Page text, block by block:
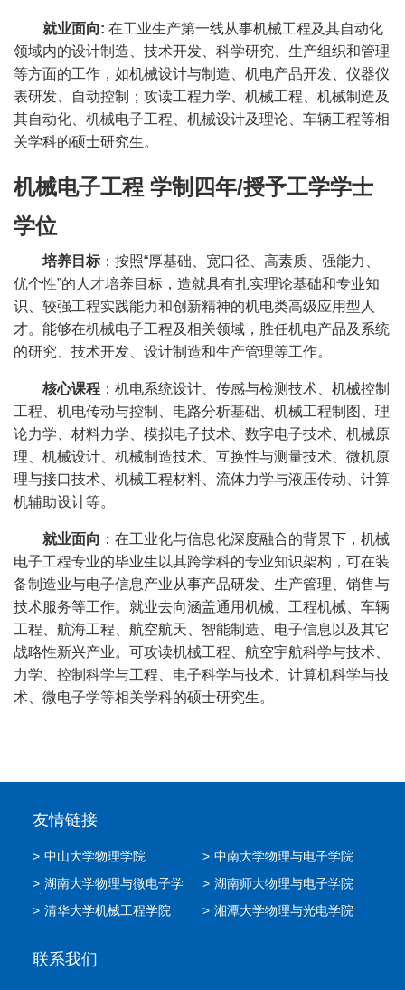
就业面向: 在工业生产第一线从事机械工程及其自动化
领域内的设计制造、技术开发、科学研究、生产组织和管理
等方面的工作，如机械设计与制造、机电产品开发、仪器仪
表研发、自动控制；攻读工程力学、机械工程、机械制造及
其自动化、机械电子工程、机械设计及理论、车辆工程等相
关学科的硕士研究生。
机械电子工程 学制四年/授予工学学士
学位
培养目标：按照“厚基础、宽口径、高素质、强能力、
优个性”的人才培养目标，造就具有扎实理论基础和专业知
识、较强工程实践能力和创新精神的机电类高级应用型人
才。能够在机械电子工程及相关领域，胜任机电产品及系统
的研究、技术开发、设计制造和生产管理等工作。
核心课程 ：机电系统设计、传感与检测技术、机械控制
工程、机电传动与控制、电路分析基础、机械工程制图、理
论力学、材料力学、模拟电子技术、数字电子技术、机械原
理、机械设计、机械制造技术、互换性与测量技术、微机原
理与接口技术、机械工程材料、流体力学与液压传动、计算
机辅助设计等。
就业面向 ：在工业化与信息化深度融合的背景下，机械
电子工程专业的毕业生以其跨学科的专业知识架构，可在装
备制造业与电子信息产业从事产品研发、生产管理、销售与
技术服务等工作。就业去向涵盖通用机械、工程机械、车辆
工程、航海工程、航空航天、智能制造、电子信息以及其它
战略性新兴产业。可攻读机械工程、航空宇航科学与技术、
力学、控制科学与工程、电子科学与技术、计算机科学与技
术、微电子学等相关学科的硕士研究生。
友情链接
> 中山大学物理学院 > 中南大学物理与电子学院
> 湖南大学物理与微电子学
> 湖南师大物理与电子学院
> 清华大学机械工程学院 > 湘潭大学物理与光电学院
联系我们